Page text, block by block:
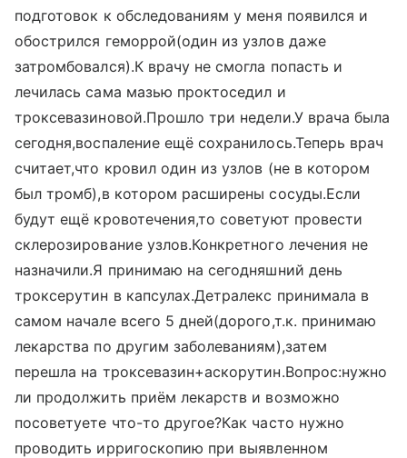
подготовок к обследованиям у меня появился и
обострился геморрой(один из узлов даже
затромбовался).К врачу не смогла попасть и
лечилась сама мазью проктоседил и
троксевазиновой.Прошло три недели.У врача была
сегодня,воспаление ещё сохранилось.Теперь врач
считает,что кровил один из узлов (не в котором
был тромб),в котором расширены сосуды.Если
будут ещё кровотечения,то советуют провести
склерозирование узлов.Конкретного лечения не
назначили.Я принимаю на сегодняшний день
троксерутин в капсулах.Детралекс принимала в
самом начале всего 5 дней(дорого,т.к. принимаю
лекарства по другим заболеваниям),затем
перешла на троксевазин+аскорутин.Вопрос:нужно
ли продолжить приём лекарств и возможно
посоветуете что-то другое?Как часто нужно
проводить ирригоскопию при выявленном